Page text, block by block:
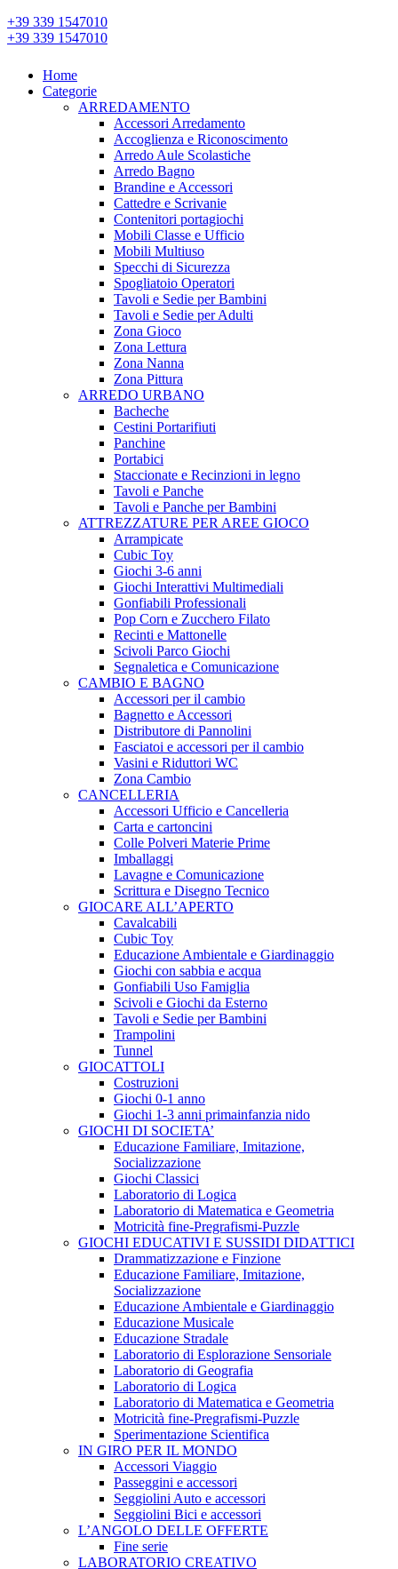
+39 339 1547010
+39 339 1547010
Home
Categorie
ARREDAMENTO
Accessori Arredamento
Accoglienza e Riconoscimento
Arredo Aule Scolastiche
Arredo Bagno
Brandine e Accessori
Cattedre e Scrivanie
Contenitori portagiochi
Mobili Classe e Ufficio
Mobili Multiuso
Specchi di Sicurezza
Spogliatoio Operatori
Tavoli e Sedie per Bambini
Tavoli e Sedie per Adulti
Zona Gioco
Zona Lettura
Zona Nanna
Zona Pittura
ARREDO URBANO
Bacheche
Cestini Portarifiuti
Panchine
Portabici
Staccionate e Recinzioni in legno
Tavoli e Panche
Tavoli e Panche per Bambini
ATTREZZATURE PER AREE GIOCO
Arrampicate
Cubic Toy
Giochi 3-6 anni
Giochi Interattivi Multimediali
Gonfiabili Professionali
Pop Corn e Zucchero Filato
Recinti e Mattonelle
Scivoli Parco Giochi
Segnaletica e Comunicazione
CAMBIO E BAGNO
Accessori per il cambio
Bagnetto e Accessori
Distributore di Pannolini
Fasciatoi e accessori per il cambio
Vasini e Riduttori WC
Zona Cambio
CANCELLERIA
Accessori Ufficio e Cancelleria
Carta e cartoncini
Colle Polveri Materie Prime
Imballaggi
Lavagne e Comunicazione
Scrittura e Disegno Tecnico
GIOCARE ALL’APERTO
Cavalcabili
Cubic Toy
Educazione Ambientale e Giardinaggio
Giochi con sabbia e acqua
Gonfiabili Uso Famiglia
Scivoli e Giochi da Esterno
Tavoli e Sedie per Bambini
Trampolini
Tunnel
GIOCATTOLI
Costruzioni
Giochi 0-1 anno
Giochi 1-3 anni primainfanzia nido
GIOCHI DI SOCIETA’
Educazione Familiare, Imitazione,
Socializzazione
Giochi Classici
Laboratorio di Logica
Laboratorio di Matematica e Geometria
Motricità fine-Pregrafismi-Puzzle
GIOCHI EDUCATIVI E SUSSIDI DIDATTICI
Drammatizzazione e Finzione
Educazione Familiare, Imitazione,
Socializzazione
Educazione Ambientale e Giardinaggio
Educazione Musicale
Educazione Stradale
Laboratorio di Esplorazione Sensoriale
Laboratorio di Geografia
Laboratorio di Logica
Laboratorio di Matematica e Geometria
Motricità fine-Pregrafismi-Puzzle
Sperimentazione Scientifica
IN GIRO PER IL MONDO
Accessori Viaggio
Passeggini e accessori
Seggiolini Auto e accessori
Seggiolini Bici e accessori
L’ANGOLO DELLE OFFERTE
Fine serie
LABORATORIO CREATIVO